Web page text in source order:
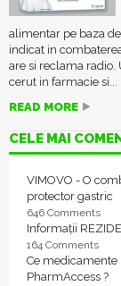
alimentar pe baza
indicat in
are si reclama radio.
cerut in farmacie si...
READ MORE
CELE MAI
VIMOVO - O
protector gastric
646 Comments
Informații
164 Comments
Ce medicamente
PharmAccess ?